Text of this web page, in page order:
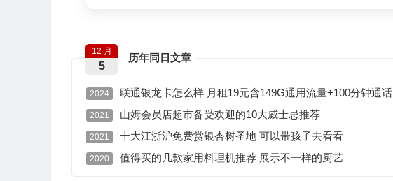
历年同日文章
12 月
5
2024 联通银龙卡怎么样 月租19元含149G通用流量+100分钟通话
2021 山姆会员店超市备受欢迎的10大威士忌推荐
2021 十大江浙沪免费赏银杏树圣地 可以带孩子去看看
2020 值得买的几款家用料理机推荐 展示不一样的厨艺